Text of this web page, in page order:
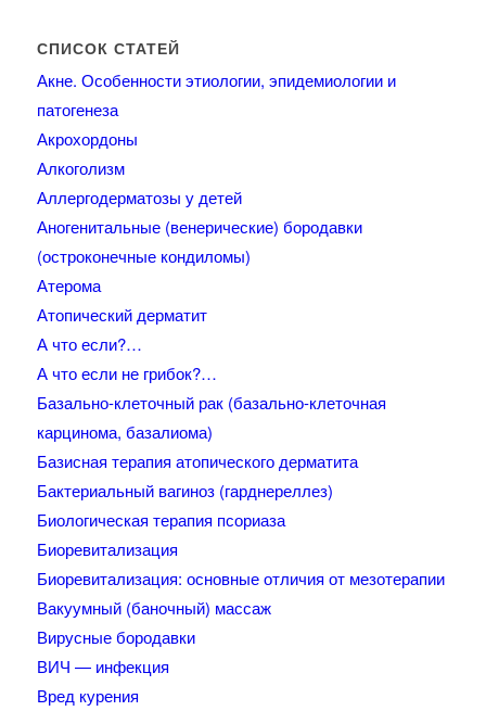
СПИСОК СТАТЕЙ
Акне. Особенности этиологии, эпидемиологии и
патогенеза
Акрохордоны
Алкоголизм
Аллергодерматозы у детей
Аногенитальные (венерические) бородавки
(остроконечные кондиломы)
Атерома
Атопический дерматит
А что если?…
А что если не грибок?…
Базально-клеточный рак (базально-клеточная
карцинома, базалиома)
Базисная терапия атопического дерматита
Бактериальный вагиноз (гарднереллез)
Биологическая терапия псориаза
Биоревитализация
Биоревитализация: основные отличия от мезотерапии
Вакуумный (баночный) массаж
Вирусные бородавки
ВИЧ — инфекция
Вред курения